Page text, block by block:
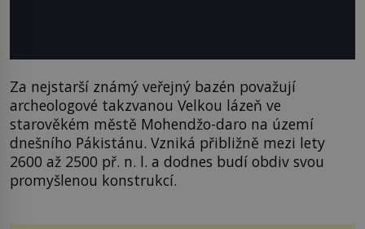
Za nejstarší známý veřejný bazén považují
archeologové takzvanou Velkou lázeň ve
starověkém městě Mohendžo-daro na území
dnešního Pákistánu. Vzniká přibližně mezi lety
2600 až 2500 př. n. l. a dodnes budí obdiv svou
promyšlenou konstrukcí.